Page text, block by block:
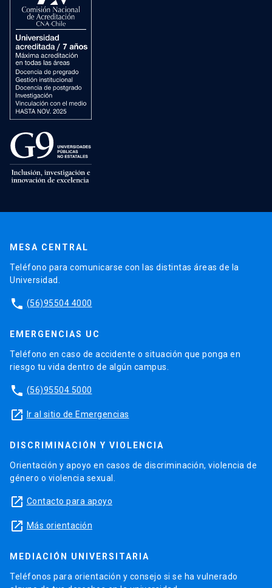
MESA CENTRAL
Teléfono para comunicarse con las distintas áreas de la
Universidad.
phone (56)95504 4000
EMERGENCIAS UC
Teléfono en caso de accidente o situación que ponga en
riesgo tu vida dentro de algún campus.
phone (56)95504 5000
launch Ir al sitio de Emergencias
DISCRIMINACIÓN Y VIOLENCIA
Orientación y apoyo en casos de discriminación, violencia de
género o violencia sexual.
launch Contacto para apoyo
launch Más orientación
MEDIACIÓN UNIVERSITARIA
Teléfonos para orientación y consejo si se ha vulnerado